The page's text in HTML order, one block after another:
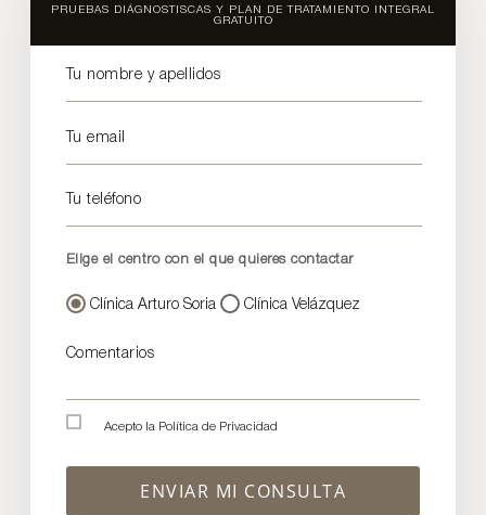
PRUEBAS DIÁGNOSTISCAS Y PLAN DE TRATAMIENTO INTEGRAL
GRATUITO
Tu nombre y apellidos
Tu email
Tu teléfono
Elige el centro con el que quieres contactar
Clínica Arturo Soria Clínica Velázquez
Comentarios
Acepto la Política de Privacidad
ENVIAR MI CONSULTA